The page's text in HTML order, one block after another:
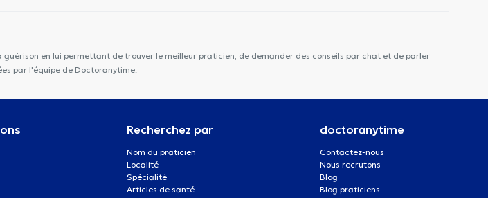
en lui permettant de trouver le meilleur praticien, de demander des conseils par chat et de parler
par l'équipe de Doctoranytime.
Recherchez par
Nom du praticien
Localité
Spécialité
Articles de santé
doctoranytime
Contactez-nous
Nous recrutons
Blog
Blog praticiens